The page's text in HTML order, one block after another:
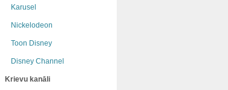
Karusel
Nickelodeon
Toon Disney
Disney Channel
Krievu kanāli